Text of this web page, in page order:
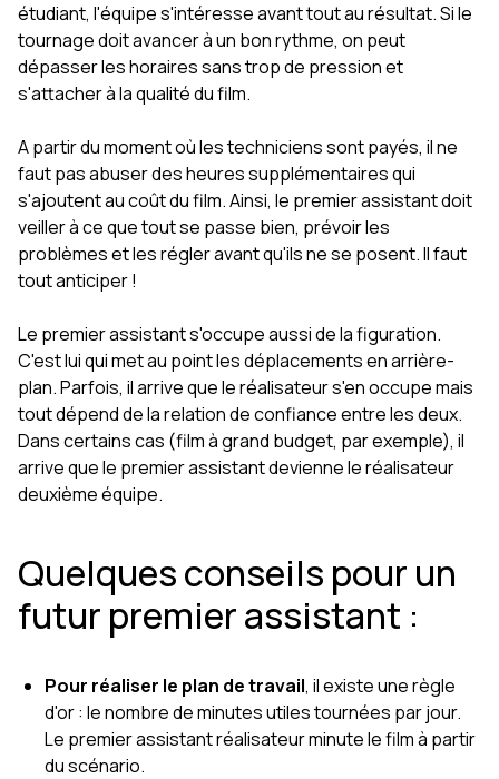
étudiant, l'équipe s'intéresse avant tout au résultat. Si le
tournage doit avancer à un bon rythme, on peut
dépasser les horaires sans trop de pression et
s'attacher à la qualité du film.
A partir du moment où les techniciens sont payés, il ne
faut pas abuser des heures supplémentaires qui
s'ajoutent au coût du film. Ainsi, le premier assistant doit
veiller à ce que tout se passe bien, prévoir les
problèmes et les régler avant qu'ils ne se posent. Il faut
tout anticiper !
Le premier assistant s'occupe aussi de la figuration.
C'est lui qui met au point les déplacements en arrière-
plan. Parfois, il arrive que le réalisateur s'en occupe mais
tout dépend de la relation de confiance entre les deux.
Dans certains cas (film à grand budget, par exemple), il
arrive que le premier assistant devienne le réalisateur
deuxième équipe.
Quelques conseils pour un
futur premier assistant :
Pour réaliser le plan de travail, il existe une règle
d'or : le nombre de minutes utiles tournées par jour.
Le premier assistant réalisateur minute le film à partir
du scénario.